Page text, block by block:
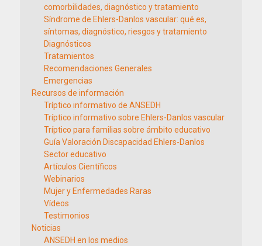
comorbilidades, diagnóstico y tratamiento
Síndrome de Ehlers-Danlos vascular: qué es,
síntomas, diagnóstico, riesgos y tratamiento
Diagnósticos
Tratamientos
Recomendaciones Generales
Emergencias
Recursos de información
Tríptico informativo de ANSEDH
Tríptico informativo sobre Ehlers-Danlos vascular
Tríptico para familias sobre ámbito educativo
Guía Valoración Discapacidad Ehlers-Danlos
Sector educativo
Artículos Científicos
Webinarios
Mujer y Enfermedades Raras
Vídeos
Testimonios
Noticias
ANSEDH en los medios